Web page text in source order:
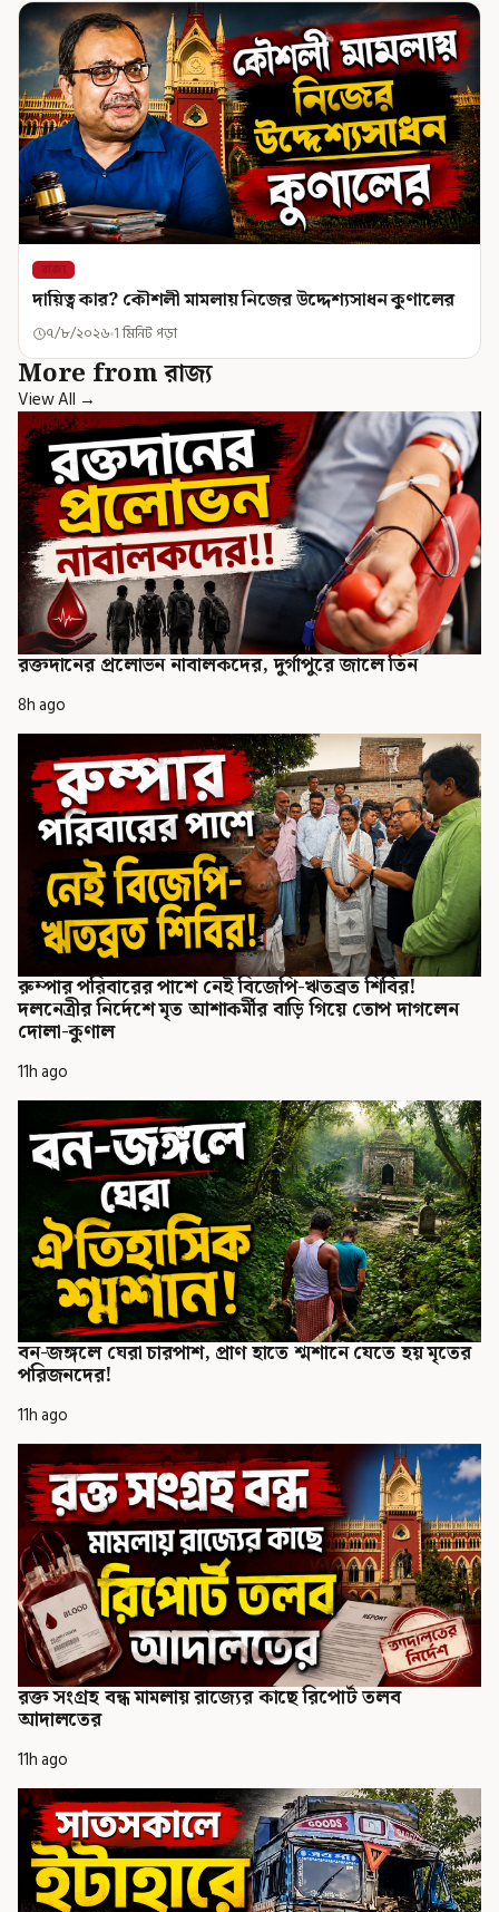
রাজ্য
দায়িত্ব কার? কৌশলী মামলায় নিজের উদ্দেশ্যসাধন কুণালের
৭/৮/২০২৬ 1 মিনিট পড়া
More from রাজ্য
View All →
রক্তদানের প্রলোভন নাবালকদের, দুর্গাপুরে জালে তিন
8h ago
রুম্পার পরিবারের পাশে নেই বিজেপি-ঋতব্রত শিবির!
দলনেত্রীর নির্দেশে মৃত আশাকর্মীর বাড়ি গিয়ে তোপ দাগলেন
দোলা-কুণাল
11h ago
বন-জঙ্গলে ঘেরা চারপাশ, প্রাণ হাতে শ্মশানে যেতে হয় মৃতের
পরিজনদের!
11h ago
রক্ত সংগ্রহ বন্ধ মামলায় রাজ্যের কাছে রিপোর্ট তলব
আদালতের
11h ago